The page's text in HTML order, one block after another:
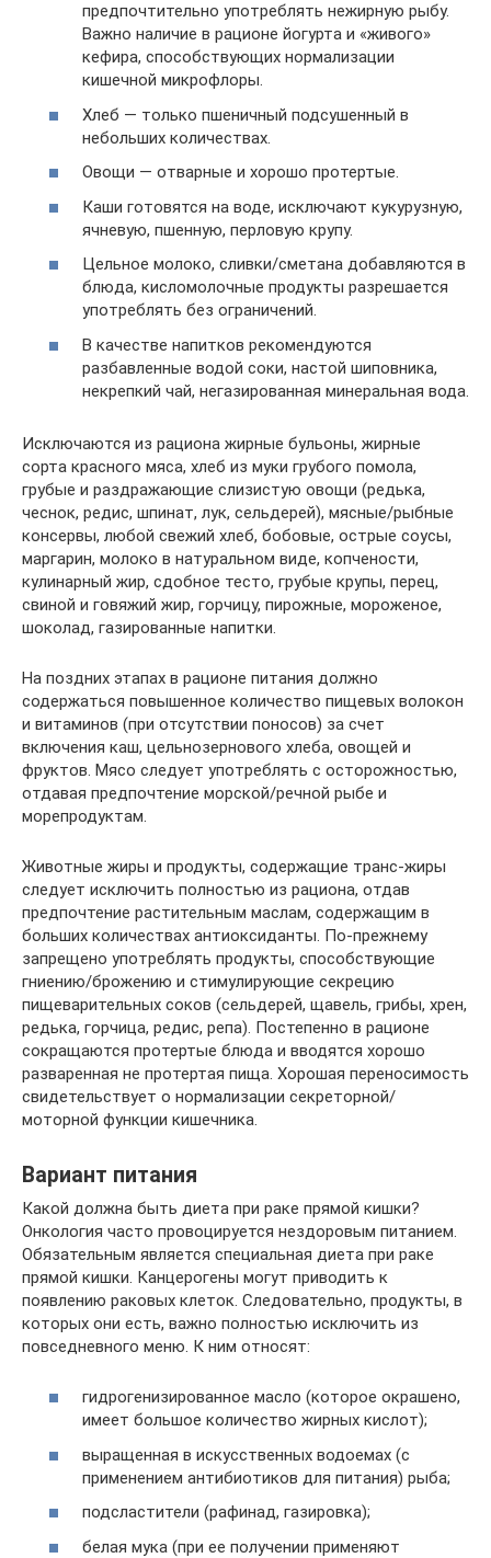
предпочтительно употреблять нежирную рыбу.
Важно наличие в рационе йогурта и «живого»
кефира, способствующих нормализации
кишечной микрофлоры.
Хлеб — только пшеничный подсушенный в
небольших количествах.
Овощи — отварные и хорошо протертые.
Каши готовятся на воде, исключают кукурузную,
ячневую, пшенную, перловую крупу.
Цельное молоко, сливки/сметана добавляются в
блюда, кисломолочные продукты разрешается
употреблять без ограничений.
В качестве напитков рекомендуются
разбавленные водой соки, настой шиповника,
некрепкий чай, негазированная минеральная вода.
Исключаются из рациона жирные бульоны, жирные
сорта красного мяса, хлеб из муки грубого помола,
грубые и раздражающие слизистую овощи (редька,
чеснок, редис, шпинат, лук, сельдерей), мясные/рыбные
консервы, любой свежий хлеб, бобовые, острые соусы,
маргарин, молоко в натуральном виде, копчености,
кулинарный жир, сдобное тесто, грубые крупы, перец,
свиной и говяжий жир, горчицу, пирожные, мороженое,
шоколад, газированные напитки.
На поздних этапах в рационе питания должно
содержаться повышенное количество пищевых волокон
и витаминов (при отсутствии поносов) за счет
включения каш, цельнозернового хлеба, овощей и
фруктов. Мясо следует употреблять с осторожностью,
отдавая предпочтение морской/речной рыбе и
морепродуктам.
Животные жиры и продукты, содержащие транс-жиры
следует исключить полностью из рациона, отдав
предпочтение растительным маслам, содержащим в
больших количествах антиоксиданты. По-прежнему
запрещено употреблять продукты, способствующие
гниению/брожению и стимулирующие секрецию
пищеварительных соков (сельдерей, щавель, грибы, хрен,
редька, горчица, редис, репа). Постепенно в рационе
сокращаются протертые блюда и вводятся хорошо
разваренная не протертая пища. Хорошая переносимость
свидетельствует о нормализации секреторной/
моторной функции кишечника.
Вариант питания
Какой должна быть диета при раке прямой кишки?
Онкология часто провоцируется нездоровым питанием.
Обязательным является специальная диета при раке
прямой кишки. Канцерогены могут приводить к
появлению раковых клеток. Следовательно, продукты, в
которых они есть, важно полностью исключить из
повседневного меню. К ним относят:
гидрогенизированное масло (которое окрашено,
имеет большое количество жирных кислот);
выращенная в искусственных водоемах (с
применением антибиотиков для питания) рыба;
подсластители (рафинад, газировка);
белая мука (при ее получении применяют